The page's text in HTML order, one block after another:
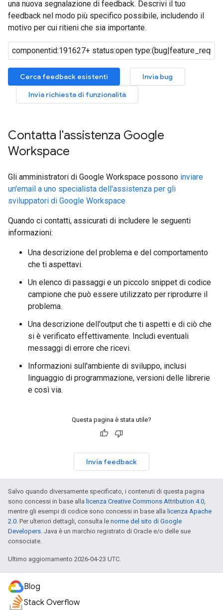
una nuova segnalazione di feedback. Descrivi il tuo
feedback nel modo più specifico possibile, includendo il
motivo per cui ritieni che sia importante.
Cerca feedback esistenti
Invia bug
Invia richiesta di funzionalità
Contatta l'assistenza Google
Workspace
Gli amministratori di Google Workspace possono inviare
un'email a uno specialista dell'assistenza per gli
sviluppatori di Google Workspace
Quando ci contatti, assicurati di includere le seguenti
informazioni:
Una descrizione del problema e del comportamento
che ti aspettavi.
Un elenco di passaggi e un piccolo snippet di codice
campione che può essere utilizzato per riprodurre il
problema.
Una descrizione dell'output che ti aspetti e di ciò che
si è verificato effettivamente. Includi eventuali
messaggi di errore che ricevi.
Informazioni sull'ambiente di sviluppo, inclusi
linguaggio di programmazione, versioni delle librerie
e così via.
Questa pagina è stata utile?
Invia feedback
Salvo quando diversamente specificato, i contenuti di questa pagina
sono concessi in base alla licenza Creative Commons Attribution 4.0,
mentre gli esempi di codice sono concessi in base alla licenza Apache
2.0. Per ulteriori dettagli, consulta le norme del sito di Google
Developers. Java è un marchio registrato di Oracle e/o delle sue
consociate.
Ultimo aggiornamento 2026-04-23 UTC.
Blog
Stack Overflow